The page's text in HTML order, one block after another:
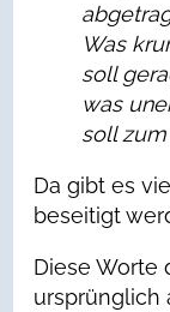
Was
soll
was
soll
Da gibt es
beseitigt
Diese Worte
ursprünglich